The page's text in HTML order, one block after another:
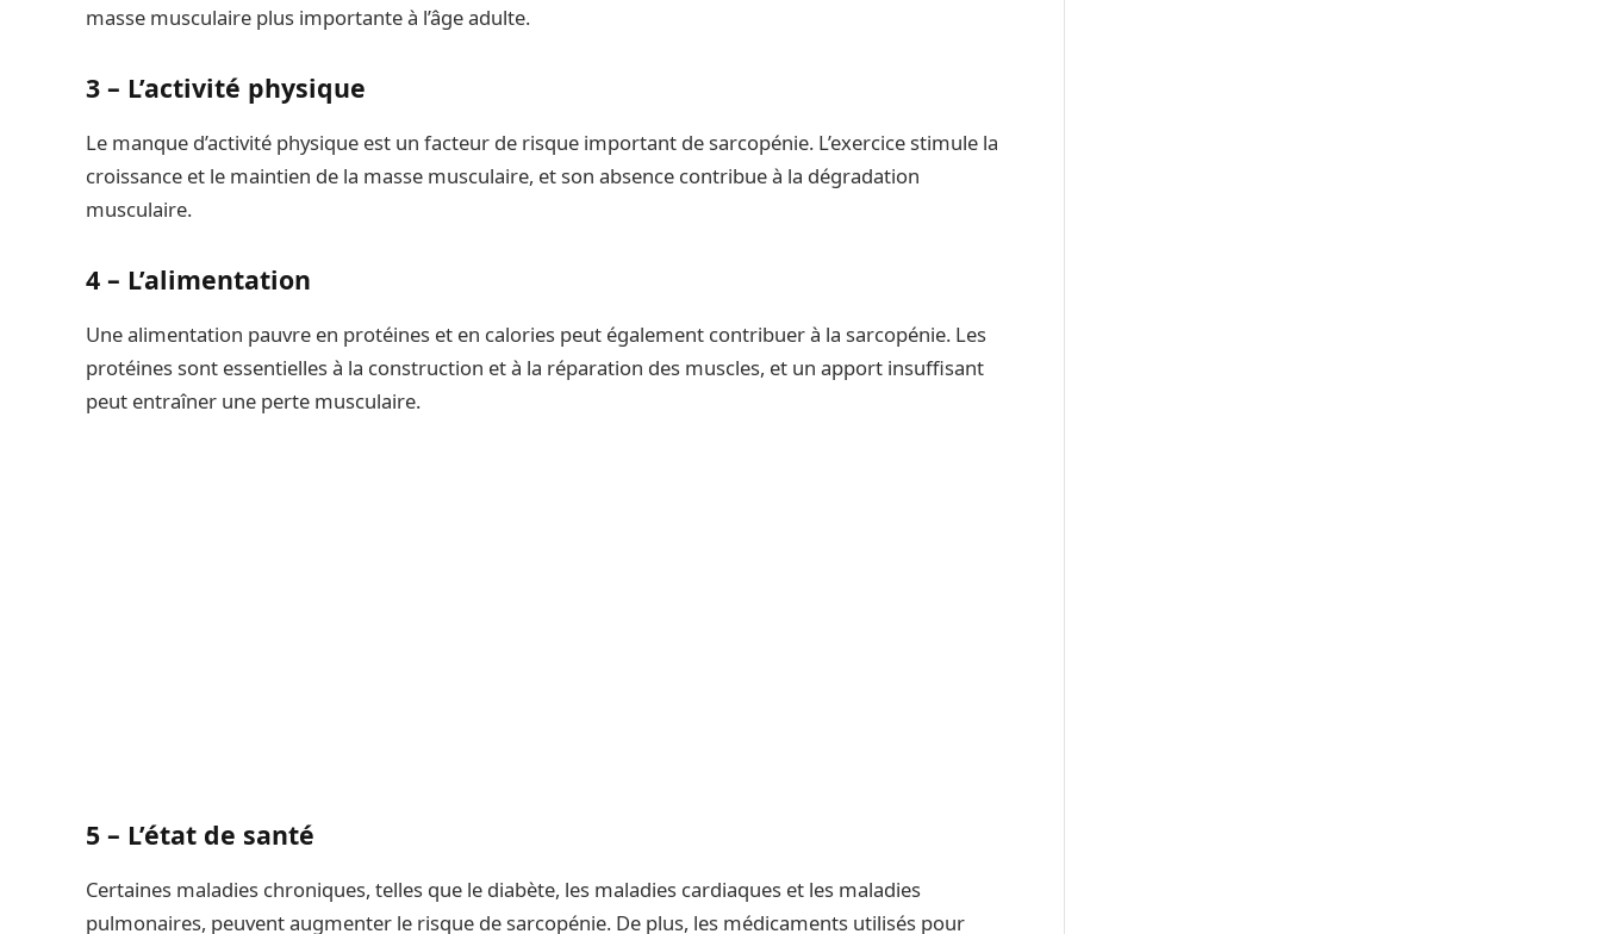
masse musculaire plus importante à l’âge adulte.
3 – L’activité physique
Le manque d’activité physique est un facteur de risque important de sarcopénie. L’exercice stimule la
croissance et le maintien de la masse musculaire, et son absence contribue à la dégradation
musculaire.
4 – L’alimentation
Une alimentation pauvre en protéines et en calories peut également contribuer à la sarcopénie. Les
protéines sont essentielles à la construction et à la réparation des muscles, et un apport insuffisant
peut entraîner une perte musculaire.
5 – L’état de santé
Certaines maladies chroniques, telles que le diabète, les maladies cardiaques et les maladies
pulmonaires, peuvent augmenter le risque de sarcopénie. De plus, les médicaments utilisés pour